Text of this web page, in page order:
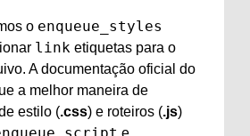
o enqueue_styles
link etiquetas para o
A documentação oficial do
a melhor maneira de
estilo (.css) e roteiros (.js)
e